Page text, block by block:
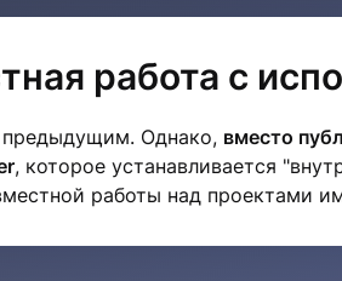
работа с
предыдущим. Однако, вместо
, которое устанавливается
работы над проектами